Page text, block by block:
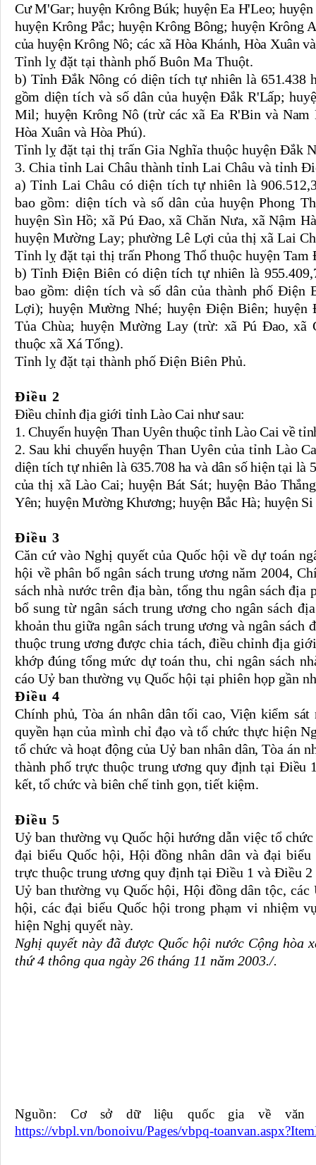
Cư M'Gar; huyện Krông Búk; huyện Ea H'Leo;
huyện Krông Pắc; huyện Krông Bông; huyện Krông
của huyện Krông Nô; các xã Hòa Khánh, Hòa Xuân
Tỉnh lỵ đặt tại thành phố Buôn Ma Thuột.
b) Tỉnh Đắk Nông có diện tích tự nhiên là 651.438
gồm diện tích và số dân của huyện Đắk R'Lấp;
Mil; huyện Krông Nô (trừ các xã Ea R'Bin và Nam
Hòa Xuân và Hòa Phú).
Tỉnh lỵ đặt tại thị trấn Gia Nghĩa thuộc huyện Đắk
3. Chia tỉnh Lai Châu thành tỉnh Lai Châu và tỉnh
a) Tỉnh Lai Châu có diện tích tự nhiên là
bao gồm: diện tích và số dân của huyện Phong
huyện Sìn Hồ; xã Pú Đao, xã Chăn Nưa, xã Nậm
huyện Mường Lay; phường Lê Lợi của thị xã Lai
Tỉnh lỵ đặt tại thị trấn Phong Thổ thuộc huyện Tam
b) Tỉnh Điện Biên có diện tích tự nhiên là
bao gồm: diện tích và số dân của thành phố
Lợi); huyện Mường Nhé; huyện Điện Biên; huyện
Tủa Chùa; huyện Mường Lay (trừ: xã Pú Đao, xã
thuộc xã Xá Tổng).
Tỉnh lỵ đặt tại thành phố Điện Biên Phủ.
Điều 2
Điều chỉnh địa giới tỉnh Lào Cai như sau:
1. Chuyển huyện Than Uyên thuộc tỉnh Lào Cai về
2. Sau khi chuyểnhuyện Than Uyên của tỉnh Lào
diện tích tự nhiên là 635.708 ha và dân số hiện tại là
của thị xã Lào Cai; huyện Bát Sát; huyện Bảo
Yên; huyện Mường Khương; huyện Bắc Hà; huyện
Điều 3
Căn cứ vào Nghị quyết của Quốc hội về dự toán
hội về phân bổ ngân sách trung ương năm 2004,
sách nhà nước trên địa bàn, tổng thu ngân sách
bổ sung từ ngân sách trung ương cho ngân sách
khoản thu giữa ngân sách trung ương và ngân
thuộc trung ương được chia tách, điều chỉnh địa
khớp đúng tổng mức dự toán thu, chi ngân sách
cáo Uỷ ban thường vụ Quốc hội tại phiên họp gần
Điều 4
Chính phủ, Tòa án nhân dân tối cao, Viện kiểm
quyền hạn của mình chỉ đạo và tổ chức thực hiện
tổ chức và hoạt động của Uỷ ban nhân dân, Tòa án
thành phố trực thuộc trung ương quy định tại Điều
kết, tổ chức và biên chế tinh gọn, tiết kiệm.
Điều 5
Uỷ ban thường vụ Quốc hội hướng dẫn việc tổ
đại biểu Quốc hội, Hội đồng nhân dân và đại
trực thuộc trung ương quy định tại Điều 1 và Điều 2
Uỷ ban thường vụ Quốc hội, Hội đồng dân tộc,
hội, các đại biểu Quốc hội trong phạm vi nhiệm
hiện Nghị quyết này.
Nghị quyết này đã được Quốc hội nước Cộng hòa
thứ 4 thông qua ngày 26 tháng 11 năm 2003./.
Nguồn: Cơ sở dữ liệu quốc gia về
https://vbpl.vn/bonoivu/Pages/vbpq-